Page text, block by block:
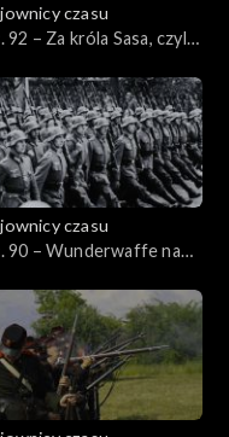
czasu
92 – Za króla Sasa, czyli
czasu
90 – Wunderwaffe nad